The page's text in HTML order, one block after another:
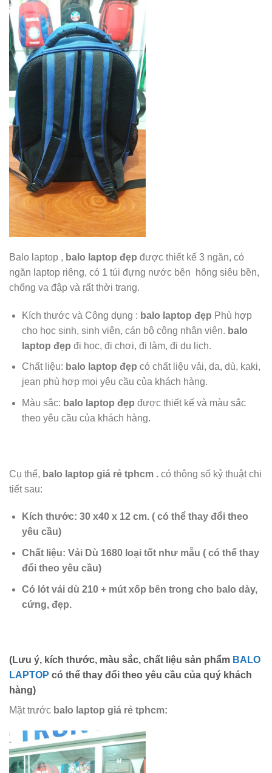
Balo laptop , balo laptop đẹp được thiết kế 3 ngăn, có
ngăn laptop riêng, có 1 túi đựng nước bên hông siêu bền,
chống va đập và rất thời trang.
Kích thước và Công dụng : balo laptop đẹp Phù hợp
cho học sinh, sinh viên, cán bộ công nhân viên. balo
laptop đẹp đi học, đi chơi, đi làm, đi du lịch.
Chất liệu: balo laptop đẹp có chất liệu vải, da, dù, kaki,
jean phù hợp mọi yêu cầu của khách hàng.
Màu sắc: balo laptop đẹp được thiết kế và màu sắc
theo yêu cầu của khách hàng.
Cụ thể, balo laptop giá rẻ tphcm . có thông số kỷ thuật chi
tiết sau:
Kích thước: 30 x40 x 12 cm.( có thể thay đổi theo
yêu cầu)
Chất liệu: Vải Dù 1680 loại tốt như mẫu ( có thể thay
đổi theo yêu cầu)
Có lót vải dù 210 + mút xốp bên trong cho balo dày,
cứng, đẹp.
(Lưu ý, kích thước, màu sắc, chất liệu sản phẩm BALO
LAPTOP có thể thay đổi theo yêu cầu của quý khách
hàng)
Mặt trước balo laptop giá rẻ tphcm: